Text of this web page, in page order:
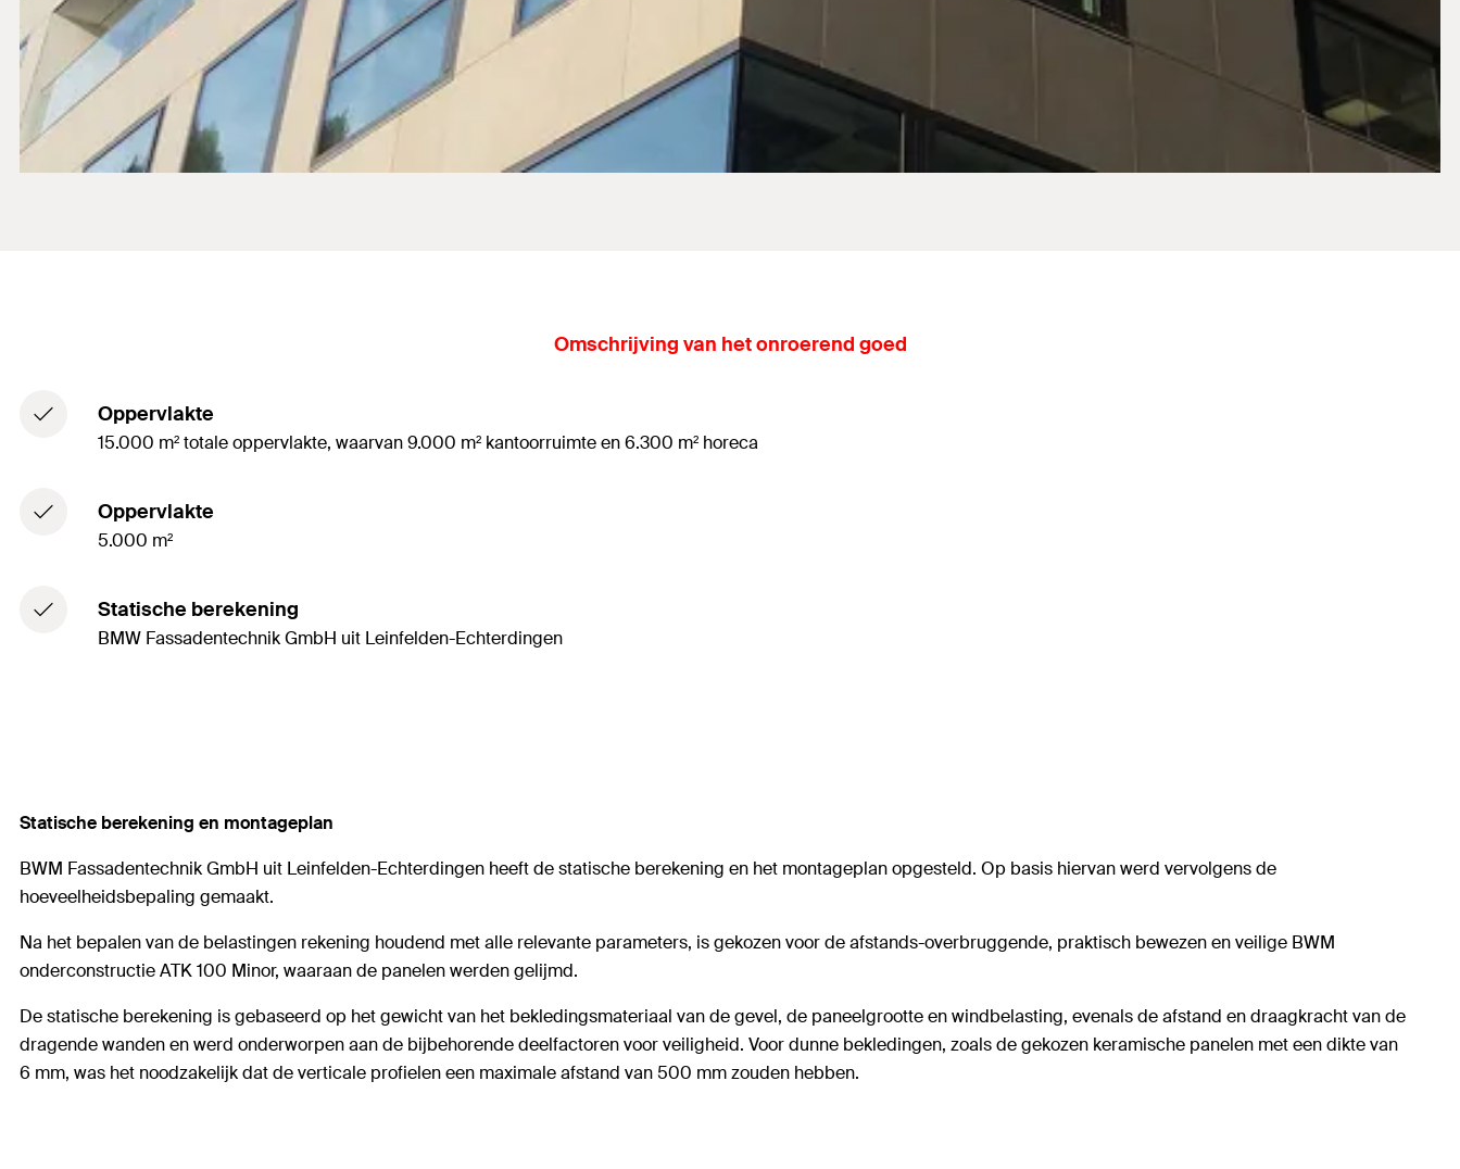
Omschrijving van het onroerend goed
Oppervlakte
15.000 m² totale oppervlakte, waarvan 9.000 m² kantoorruimte en 6.300 m² horeca
Oppervlakte
5.000 m²
Statische berekening
BMW Fassadentechnik GmbH uit Leinfelden-Echterdingen
Statische berekening en montageplan
BWM Fassadentechnik GmbH uit Leinfelden-Echterdingen heeft de statische berekening en het montageplan opgesteld. Op basis hiervan werd vervolgens de
hoeveelheidsbepaling gemaakt.
Na het bepalen van de belastingen rekening houdend met alle relevante parameters, is gekozen voor de afstands-overbruggende, praktisch bewezen en veilige BWM
onderconstructie ATK 100 Minor, waaraan de panelen werden gelijmd.
De statische berekening is gebaseerd op het gewicht van het bekledingsmateriaal van de gevel, de paneelgrootte en windbelasting, evenals de afstand en draagkracht van de
dragende wanden en werd onderworpen aan de bijbehorende deelfactoren voor veiligheid. Voor dunne bekledingen, zoals de gekozen keramische panelen met een dikte van
6 mm, was het noodzakelijk dat de verticale profielen een maximale afstand van 500 mm zouden hebben.